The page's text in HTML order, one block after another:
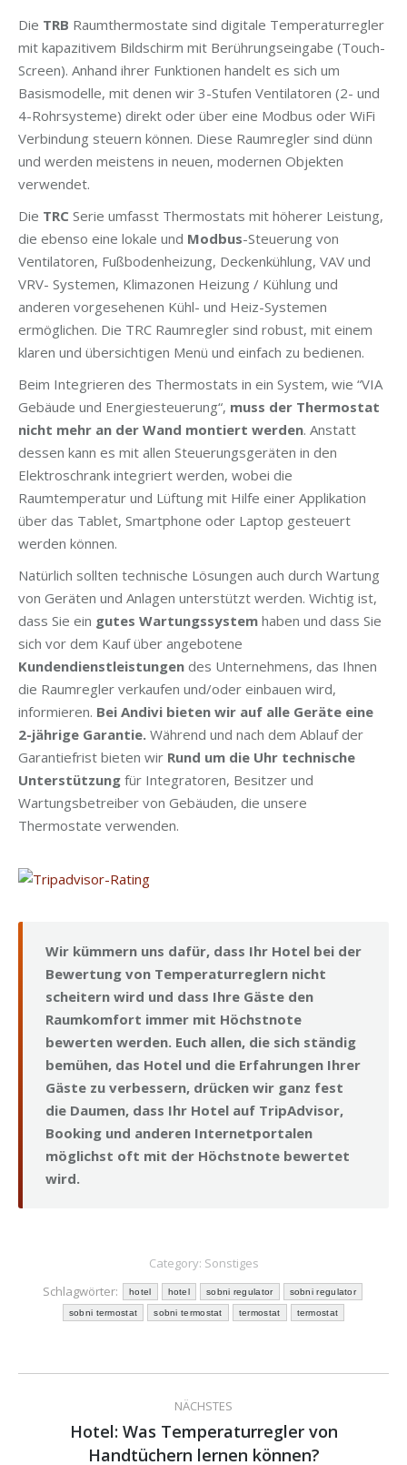
Die TRB Raumthermostate sind digitale Temperaturregler
mit kapazitivem Bildschirm mit Berührungseingabe (Touch-
Screen). Anhand ihrer Funktionen handelt es sich um
Basismodelle, mit denen wir 3-Stufen Ventilatoren (2- und
4-Rohrsysteme) direkt oder über eine Modbus oder WiFi
Verbindung steuern können. Diese Raumregler sind dünn
und werden meistens in neuen, modernen Objekten
verwendet.
Die TRC Serie umfasst Thermostats mit höherer Leistung,
die ebenso eine lokale und Modbus-Steuerung von
Ventilatoren, Fußbodenheizung, Deckenkühlung, VAV und
VRV- Systemen, Klimazonen Heizung / Kühlung und
anderen vorgesehenen Kühl- und Heiz-Systemen
ermöglichen. Die TRC Raumregler sind robust, mit einem
klaren und übersichtigen Menü und einfach zu bedienen.
Beim Integrieren des Thermostats in ein System, wie “VIA
Gebäude und Energiesteuerung“, muss der Thermostat
nicht mehr an der Wand montiert werden. Anstatt
dessen kann es mit allen Steuerungsgeräten in den
Elektroschrank integriert werden, wobei die
Raumtemperatur und Lüftung mit Hilfe einer Applikation
über das Tablet, Smartphone oder Laptop gesteuert
werden können.
Natürlich sollten technische Lösungen auch durch Wartung
von Geräten und Anlagen unterstützt werden. Wichtig ist,
dass Sie ein gutes Wartungssystem haben und dass Sie
sich vor dem Kauf über angebotene
Kundendienstleistungen des Unternehmens, das Ihnen
die Raumregler verkaufen und/oder einbauen wird,
informieren. Bei Andivi bieten wir auf alle Geräte eine
2-jährige Garantie. Während und nach dem Ablauf der
Garantiefrist bieten wir Rund um die Uhr technische
Unterstützung für Integratoren, Besitzer und
Wartungsbetreiber von Gebäuden, die unsere
Thermostate verwenden.
Wir kümmern uns dafür, dass Ihr Hotel bei der
Bewertung von Temperaturreglern nicht
scheitern wird und dass Ihre Gäste den
Raumkomfort immer mit Höchstnote
bewerten werden. Euch allen, die sich ständig
bemühen, das Hotel und die Erfahrungen Ihrer
Gäste zu verbessern, drücken wir ganz fest
die Daumen, dass Ihr Hotel auf TripAdvisor,
Booking und anderen Internetportalen
möglichst oft mit der Höchstnote bewertet
wird.
Category: Sonstiges
Schlagwörter:
hotel hotel sobni regulator sobni regulator
sobni termostat sobni termostat termostat termostat
Kommentarnavigation
NÄCHSTES
Nächster
Hotel: Was Temperaturregler von
Handtüchern lernen können?